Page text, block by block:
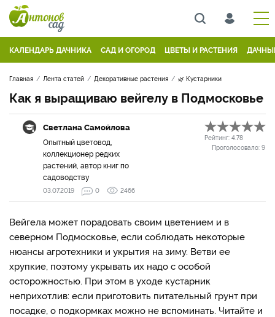
КАЛЕНДАРЬ ДАЧНИКА САД И ОГОРОД ЦВЕТЫ И РАСТЕНИЯ
Главная Лента статей Декоративные растения 🌿 Кустарники
Как я выращиваю вейгелу в Подмосковье
Светлана Самойлова
Опытный цветовод,
коллекционер редких
растений, автор книг по
садоводству
Рейтинг: 4.78
Проголосовало: 9
03.07.2019 0 2466
Вейгела может порадовать своим цветением и в
северном Подмосковье, если соблюдать некоторые
нюансы агротехники и укрытия на зиму. Ветви ее
хрупкие, поэтому укрывать их надо с особой
осторожностью. При этом в уходе кустарник
неприхотлив: если приготовить питательный грунт при
посадке, о подкормках можно не вспоминать. Читайте и